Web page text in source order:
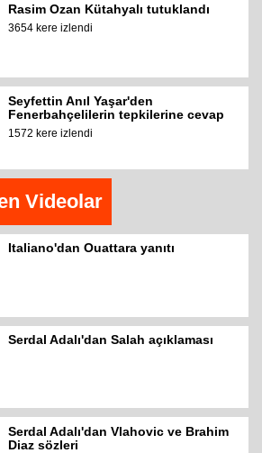
Rasim Ozan Kütahyalı tutuklandı
3654 kere izlendi
Seyfettin Anıl Yaşar'den
Fenerbahçelilerin tepkilerine cevap
1572 kere izlendi
Videolar
Italiano'dan Ouattara yanıtı
Serdal Adalı'dan Salah açıklaması
Serdal Adalı'dan Vlahovic ve Brahim
Diaz sözleri